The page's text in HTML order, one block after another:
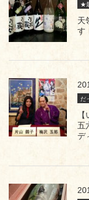
★
天
す
だ
五
デ